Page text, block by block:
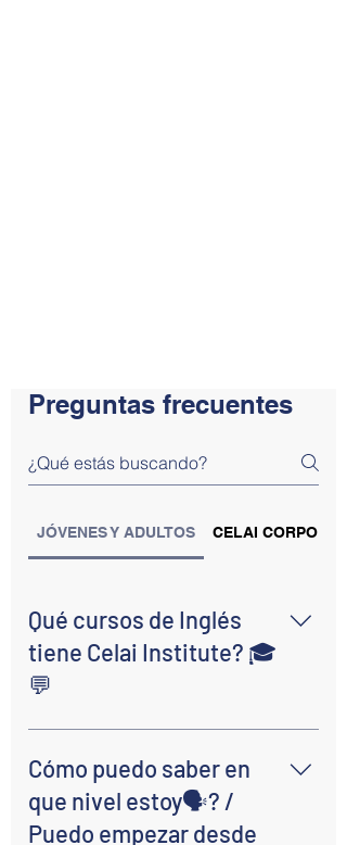
Preguntas frecuentes
JÓVENES Y ADULTOS CELAI
Qué cursos de Inglés
tiene Celai Institute? 🎓
💬
Ofrecemos:
✔️ Cursos de Inglés
Presenciales (Adultos y
Cómo puedo saber en
que nivel estoy🗣️? /
Puedo empezar desde